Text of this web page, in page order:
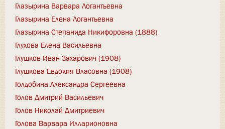
Глазырина Варвара Логантьевна
Глазырина Елена Логантьевна
Глазырина Степанида Никифоровна (1888)
Глухова Елена Васильевна
Глушков Иван Захарович (1908)
Глушкова Евдокия Власовна (1908)
Голдобина Александра Сергеевна
Голов Дмитрий Васильевич
Голов Николай Дмитриевич
Голова Варвара Илларионовна